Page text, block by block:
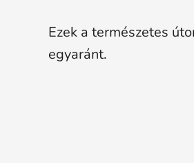
Ezek a természetes
egyaránt.